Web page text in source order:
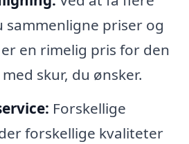
sammenligne priser og
en rimelig pris for den
skur, du ønsker.
Forskellige
forskellige kvaliteter